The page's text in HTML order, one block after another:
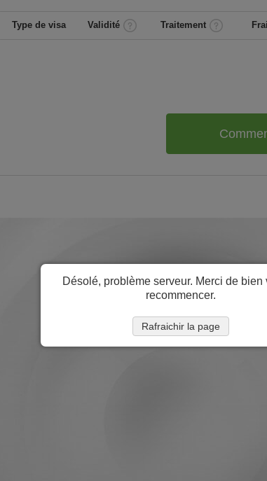
Type de visa Validité Traitement
Désolé, problème serveur. Merci de bien
recommencer.
Rafraichir la page